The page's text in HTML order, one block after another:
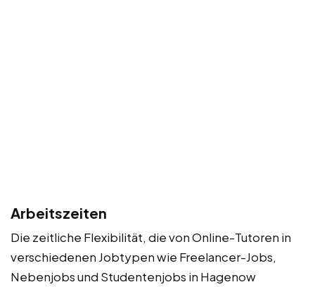
Arbeitszeiten
Die zeitliche Flexibilität, die von Online-Tutoren in
verschiedenen Jobtypen wie Freelancer-Jobs,
Nebenjobs und Studentenjobs in Hagenow